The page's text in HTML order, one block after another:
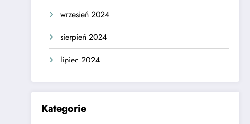
wrzesień 2024
sierpień 2024
lipiec 2024
Kategorie